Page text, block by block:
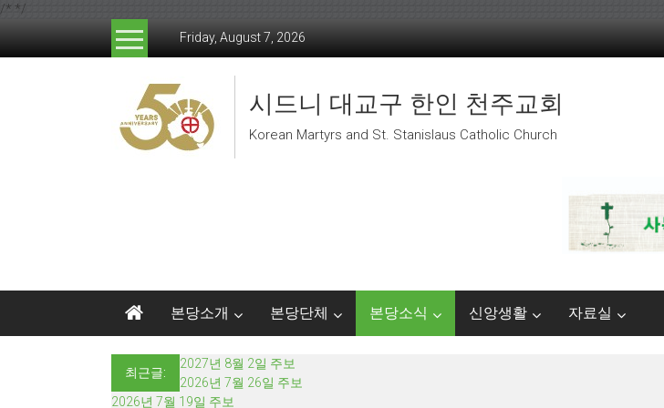
/* */
Friday, August 7, 2026
시드니 대교구 한인 천주교회
Korean Martyrs and St. Stanislaus Catholic Church
본당소개 본당단체 본당소식 신앙생활 자료실
최근글:
2027년 8월 2일 주보
2026년 7월 26일 주보
2026년 7월 19일 주보